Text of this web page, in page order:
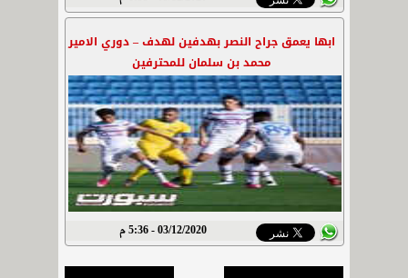
ابها يعمق جراح النصر بهدفين لهدف – دوري الامير
محمد بن سلمان للمحترفين
03/12/2020 - 5:36 م